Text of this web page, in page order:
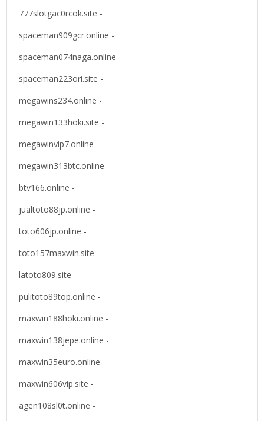
777slotgac0rcok.site -
spaceman909gcr.online -
spaceman074naga.online -
spaceman223ori.site -
megawins234.online -
megawin133hoki.site -
megawinvip7.online -
megawin313btc.online -
btv166.online -
jualtoto88jp.online -
toto606jp.online -
toto157maxwin.site -
latoto809.site -
pulitoto89top.online -
maxwin188hoki.online -
maxwin138jepe.online -
maxwin35euro.online -
maxwin606vip.site -
agen108sl0t.online -